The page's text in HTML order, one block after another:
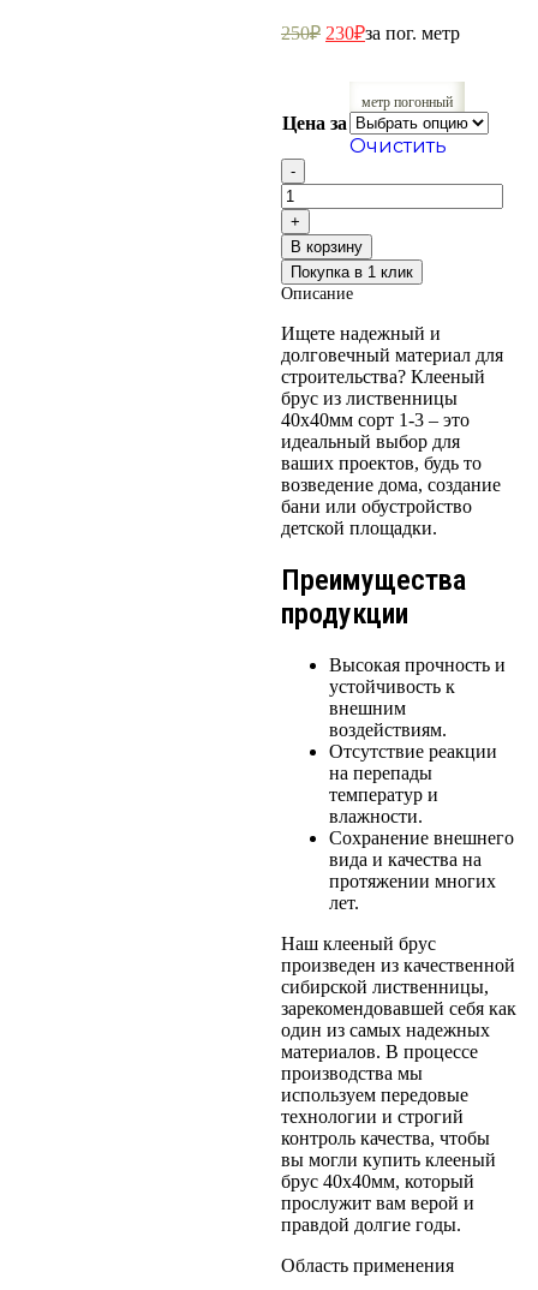
250₽ 230₽за пог. метр
Цена за
метр погонный
Очистить
В корзину
Покупка в 1 клик
Описание
Ищете надежный и
долговечный материал для
строительства? Клееный
брус из лиственницы
40х40мм сорт 1-3 – это
идеальный выбор для
ваших проектов, будь то
возведение дома, создание
бани или обустройство
детской площадки.
Преимущества
продукции
Высокая прочность и
устойчивость к
внешним
воздействиям.
Отсутствие реакции
на перепады
температур и
влажности.
Сохранение внешнего
вида и качества на
протяжении многих
лет.
Наш клееный брус
произведен из качественной
сибирской лиственницы,
зарекомендовавшей себя как
один из самых надежных
материалов. В процессе
производства мы
используем передовые
технологии и строгий
контроль качества, чтобы
вы могли купить клееный
брус 40х40мм, который
прослужит вам верой и
правдой долгие годы.
Область применения